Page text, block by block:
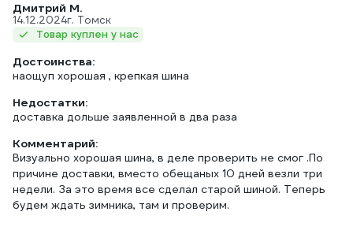
Дмитрий М.
14.12.2024г. Томск
Товар куплен у нас
Достоинства:
наощуп хорошая , крепкая шина
Недостатки:
доставка дольше заявленной в два раза
Комментарий:
Визуально хорошая шина, в деле проверить не смог .По
причине доставки, вместо обещаных 10 дней везли три
недели. За это время все сделал старой шиной. Теперь
будем ждать зимника, там и проверим.